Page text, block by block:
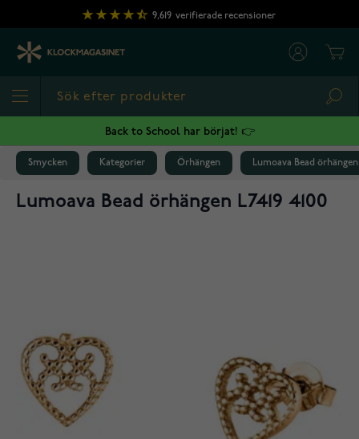
Hoppa till innehållet
9,619 verifierade recensioner
Back to School har börjat! 👉
Smycken Kategorier Örhängen Lumoava Bead örhängen
Lumoava Bead örhängen L7419 4100